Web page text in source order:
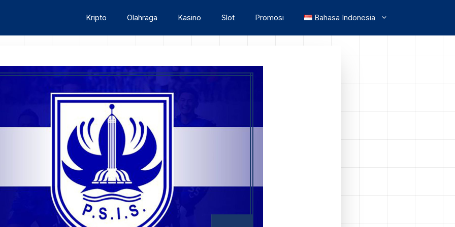
Kripto Olahraga Kasino Slot Promosi Bahasa Indonesia